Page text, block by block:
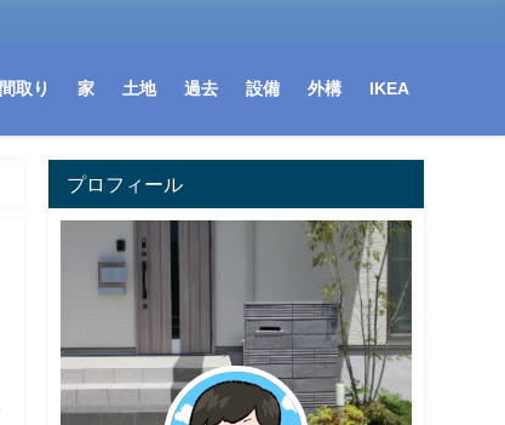
間取り 家 土地 過去 設備 外構 IKEA
プロフィール